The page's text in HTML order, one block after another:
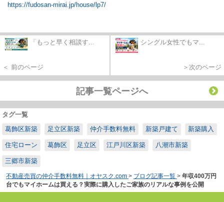
https://fudosan-mirai.jp/house/lp7/
「もっと早く相談す...
＜ 前のページ
シングル女性でもマ...
＞次のページ
記事一覧ページへ
タグ一覧
葛飾区新築
足立区新築 仲介手数料無料 新築戸建て 新築購入
住宅ローン 葛飾区 足立区 江戸川区新築 八潮市新築
三郷市新築
不動産売買の仲介手数料無料｜オヤスク.com > ブログ記事一覧 > 年収400万円
台でもマイホームは買える？実際に購入したご家族のリアルな事例を公開